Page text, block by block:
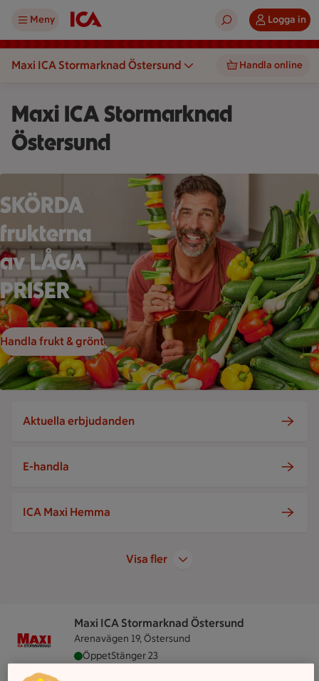
Meny Logga in
Maxi ICA Stormarknad Östersund Handla online
Maxi ICA Stormarknad
Östersund
En person håller ett grönsaksspett framför en stor hög med
SKÖRDA
frukterna
av LÅGA
PRISER
Handla frukt & grönt
Aktuella erbjudanden
E-handla
ICA Maxi Hemma
Visa fler
Maxi ICA Stormarknad Östersund
Arenavägen 19, Östersund
Maxi ICA Stormarknad Östersund är öppen nu,
ÖppetStänger 23